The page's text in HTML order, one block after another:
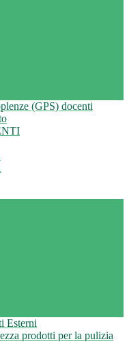
(GPS) docenti
Esterni
prodotti per la pulizia